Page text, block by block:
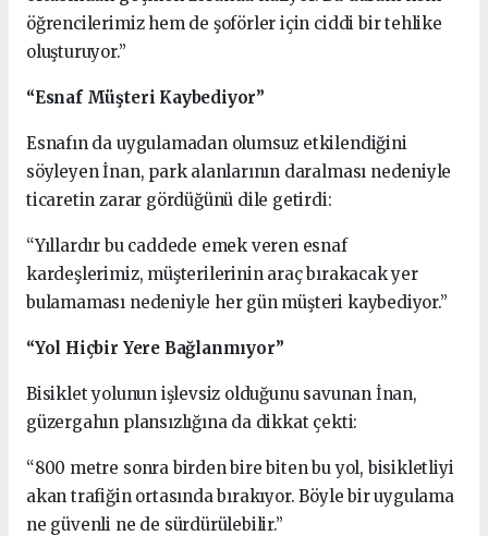
öğrencilerimiz hem de şoförler için ciddi bir tehlike
oluşturuyor.”
“Esnaf Müşteri Kaybediyor”
Esnafın da uygulamadan olumsuz etkilendiğini
söyleyen İnan, park alanlarının daralması nedeniyle
ticaretin zarar gördüğünü dile getirdi:
“Yıllardır bu caddede emek veren esnaf
kardeşlerimiz, müşterilerinin araç bırakacak yer
bulamaması nedeniyle her gün müşteri kaybediyor.”
“Yol Hiçbir Yere Bağlanmıyor”
Bisiklet yolunun işlevsiz olduğunu savunan İnan,
güzergahın plansızlığına da dikkat çekti:
“800 metre sonra birden bire biten bu yol, bisikletliyi
akan trafiğin ortasında bırakıyor. Böyle bir uygulama
ne güvenli ne de sürdürülebilir.”